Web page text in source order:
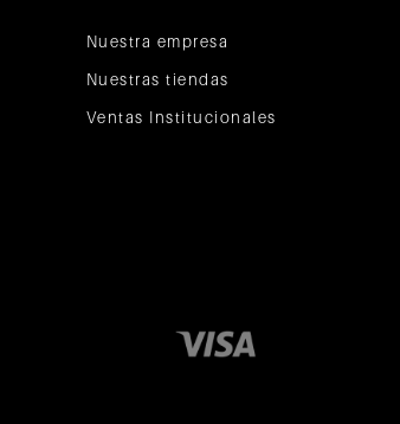
Nuestra empresa
Nuestras tiendas
Ventas Institucionales